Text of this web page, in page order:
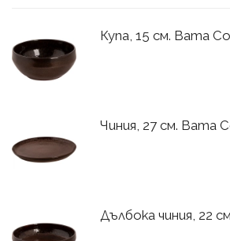
Купа, 15 см. Bama
Чиния, 27 см. Bama
Дълбока чиния, 22